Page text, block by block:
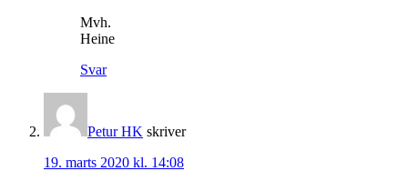
Mvh.
Heine
Svar
Petur HK skriver
19. marts 2020 kl. 14:08